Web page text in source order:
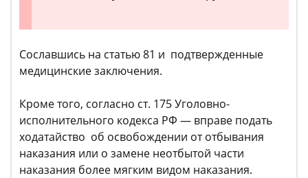
Сославшись на статью 81 и подтвержденные
медицинские заключения.
Кроме того, согласно ст. 175 Уголовно-
исполнительного кодекса РФ — вправе подать
ходатайство об освобождении от отбывания
наказания или о замене неотбытой части
наказания более мягким видом наказания.